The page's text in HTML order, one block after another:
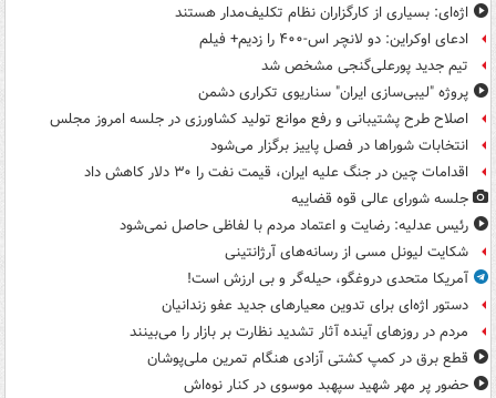
اژه‌ای: بسیاری از کارگزاران نظام تکلیف‌مدار هستند
ادعای اوکراین: دو لانچر اس-۴۰۰ را زدیم+ فیلم
تیم جدید پورعلی‌گنجی مشخص شد
پروژه "لیبی‌سازی ایران" سناریوی تکراری دشمن
اصلاح طرح پشتیبانی و رفع موانع تولید کشاورزی در جلسه امروز مجلس
انتخابات شوراها در فصل پاییز برگزار می‌شود
اقدامات چین در جنگ علیه ایران، قیمت نفت را ۳۰ دلار کاهش داد
جلسه شورای عالی قوه قضاییه
رئیس عدلیه: رضایت و اعتماد مردم با لفاظی حاصل نمی‌شود
شکایت لیونل مسی از رسانه‌های آرژانتینی
آمریکا متحدی دروغگو، حیله‌گر و بی ارزش است!
دستور اژه‌ای برای تدوین معیارهای جدید عفو زندانیان
مردم در روزهای آینده آثار تشدید نظارت بر بازار را می‌بینند
قطع برق در کمپ کشتی آزادی هنگام تمرین ملی‌پوشان
حضور پر مهر شهید سپهبد موسوی در کنار نوه‌اش